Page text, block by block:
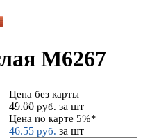
М6267
Цена без карты
49.00 руб. за шт
Цена по карте 5%*
46.55 руб. за шт
Товары народного
потребления, разное